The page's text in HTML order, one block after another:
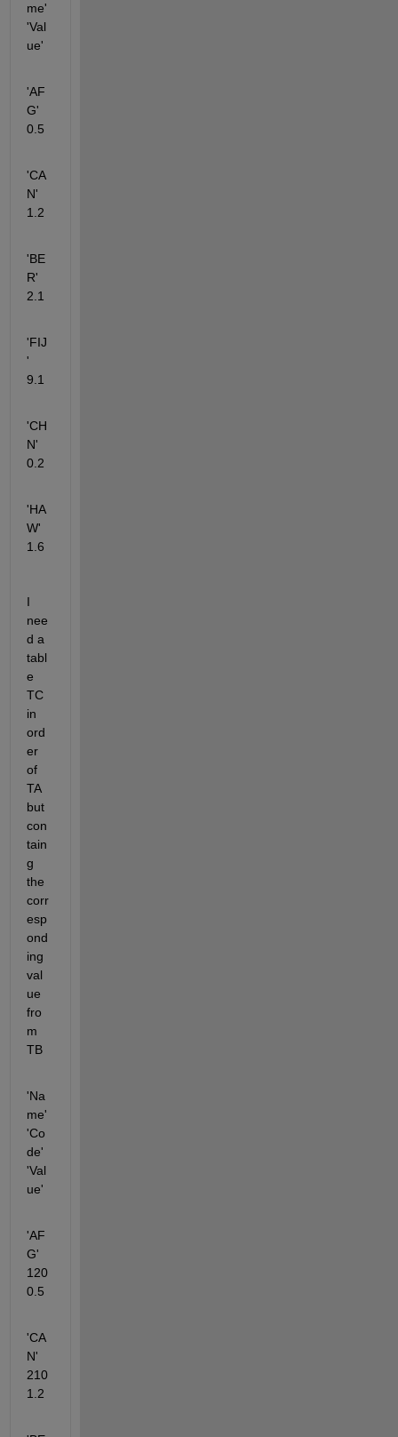
me'
'Val
'AF
G'
'CA
N'
1.2
'BE
R'
'FIJ
'
9.1
'CH
N'
'HA
W'
1.6
I
nee
d a
tabl
e
TC
in
ord
er
of
TA
but
con
tain
g
the
corr
esp
ond
ing
val
ue
fro
m
TB
'Na
me'
'Co
de'
'Val
ue'
'AF
G'
120
0.5
'CA
N'
210
1.2